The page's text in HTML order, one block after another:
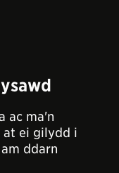
ac ma'n
at ei gilydd i
ddarn